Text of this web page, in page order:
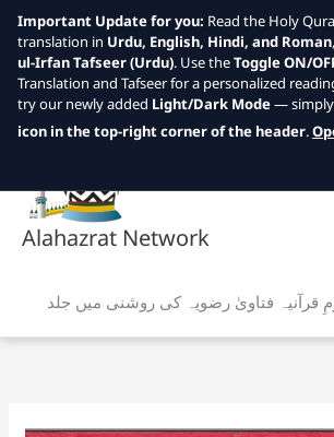
Skip
Alahazrat Network
قرآنیہ فتاویٰ رضویہ کی روشنی میں جلد
Important Update for you: Read the Holy
translation in Urdu, English, Hindi, and Roman
ul-Irfan Tafseer (Urdu). Use theToggle ON/
Translation and Tafseer for a personalized
try our newly added Light/Dark Mode—
icon in the top-right corner of the header.